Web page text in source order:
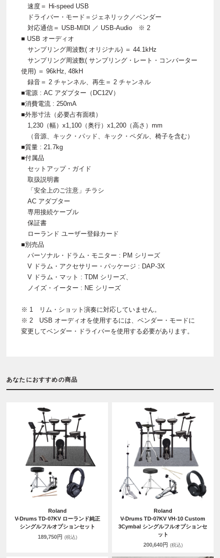
速度＝ Hi-speed USB
ドライバー・モード＝ジェネリック／ベンダー
対応通信＝ USB-MIDI ／ USB-Audio ※ 2
■ USB オーディオ
サンプリング周波数( オリジナル) ＝ 44.1kHz
サンプリング周波数( サンプリング・レート・コンバーター
使用) ＝ 96kHz, 48kH
録音＝ 2 チャンネル、再生＝ 2 チャンネル
■電源 : AC アダプター（DC12V）
■消費電流 : 250mA
■外形寸法（必要占有面積）
1,230（幅）x1,100（奥行）x1,200（高さ）mm
（音源、キック・パッド、キック・ペダル、椅子を含む）
■質量 : 21.7kg
■付属品
セットアップ・ガイド
取扱説明書
「安全上のご注意」チラシ
AC アダプター
専用接続ケーブル
保証書
ローランド ユーザー登録カード
■別売品
パーソナル・ドラム・モニター : PM シリーズ
V ドラム・アクセサリー・パッケージ : DAP-3X
V ドラム・マット : TDM シリーズ、
ノイズ・イーター : NE シリーズ
※ 1 リム・ショット演奏に対応していません。
※ 2 USB オーディオを使用するには、ベンダー・モードに
変更してベンダー・ドライバーを使用する必要があります。
あなたにおすすめの商品
Roland
V-Drums TD-07KV ローランド純正
シングルフルオプションセット
189,750円 (税込)
Roland
V-Drums TD-07KV VH-10 Custom
3Cymbal シングルフルオプションセ
ット
200,640円 (税込)